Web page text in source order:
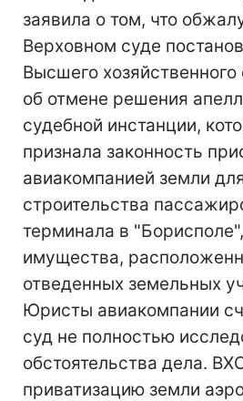
заявила о том, что
Верховном суде
Высшего
об отмене решения
судебной инстанции,
признала законность
авиакомпанией земли
строительства
терминала в
имущества,
отведенных земельных
Юристы авиакомпании
суд не полностью
обстоятельства дела.
приватизацию земли